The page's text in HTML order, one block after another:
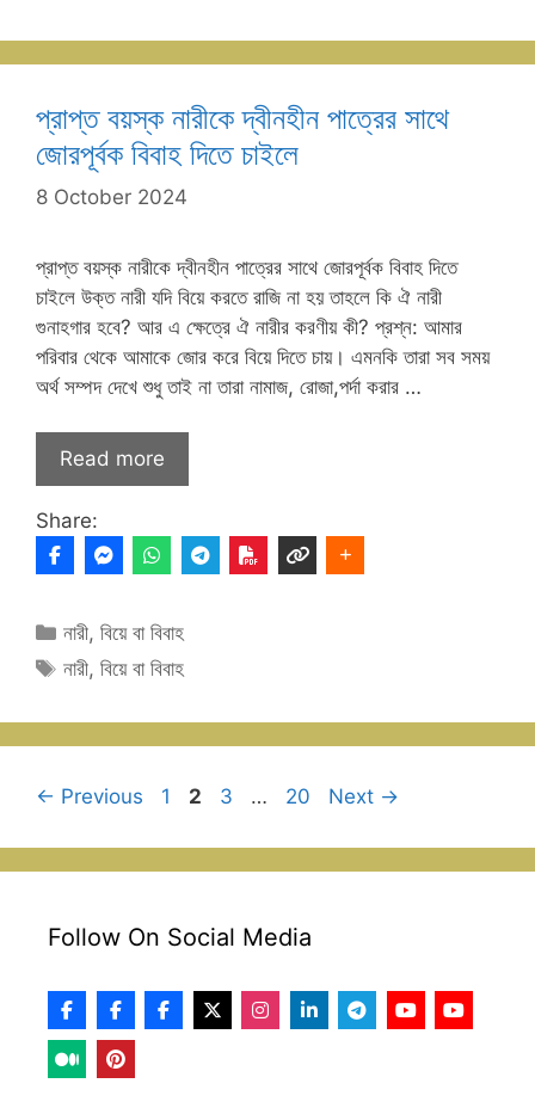
প্রাপ্ত বয়স্ক নারীকে দ্বীনহীন পাত্রের সাথে
জোরপূর্বক বিবাহ দিতে চাইলে
8 October 2024
প্রাপ্ত বয়স্ক নারীকে দ্বীনহীন পাত্রের সাথে জোরপূর্বক বিবাহ দিতে
চাইলে উক্ত নারী যদি বিয়ে করতে রাজি না হয় তাহলে কি ঐ নারী
গুনাহগার হবে? আর এ ক্ষেত্রে ঐ নারীর করণীয় কী? প্রশ্ন: আমার
পরিবার থেকে আমাকে জোর করে বিয়ে দিতে চায়। এমনকি তারা সব সময়
অর্থ সম্পদ দেখে শুধু তাই না তারা নামাজ, রোজা,পর্দা করার …
Read more
Share:
Categories
নারী,বিয়ে বা বিবাহ
Tags
নারী,বিয়ে বা বিবাহ
← Previous Page
1 Page
2 Page
3 … Page
20 Next →
Follow On Social Media